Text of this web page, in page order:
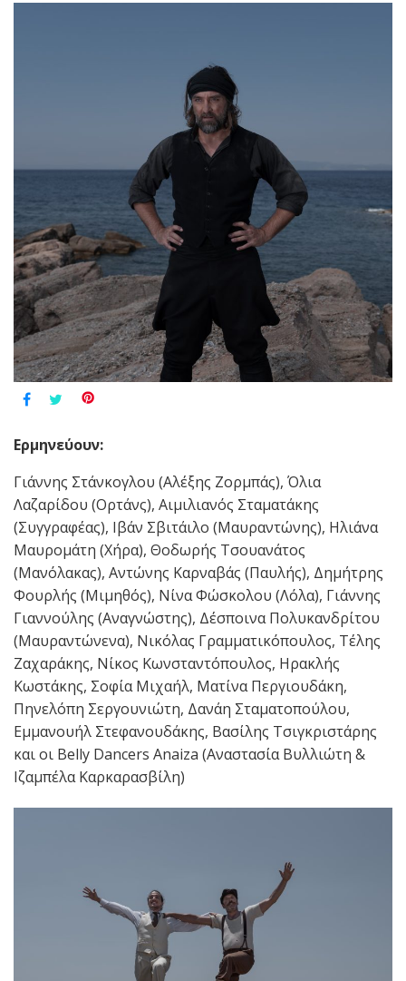
Ερμηνεύουν:
Γιάννης Στάνκογλου (Αλέξης Ζορμπάς), Όλια
Λαζαρίδου (Ορτάνς), Αιμιλιανός Σταματάκης
(Συγγραφέας), Ιβάν Σβιτάιλο (Μαυραντώνης), Ηλιάνα
Μαυρομάτη (Χήρα), Θοδωρής Τσουανάτος
(Μανόλακας), Αντώνης Καρναβάς (Παυλής), Δημήτρης
Φουρλής (Μιμηθός), Νίνα Φώσκολου (Λόλα), Γιάννης
Γιαννούλης (Αναγνώστης), Δέσποινα Πολυκανδρίτου
(Μαυραντώνενα), Νικόλας Γραμματικόπουλος, Τέλης
Ζαχαράκης, Νίκος Κωνσταντόπουλος, Ηρακλής
Κωστάκης, Σοφία Μιχαήλ, Ματίνα Περγιουδάκη,
Πηνελόπη Σεργουνιώτη, Δανάη Σταματοπούλου,
Εμμανουήλ Στεφανουδάκης, Βασίλης Τσιγκριστάρης
και οι Belly Dancers Anaiza (Αναστασία Βυλλιώτη &
Ιζαμπέλα Καρκαρασβίλη)